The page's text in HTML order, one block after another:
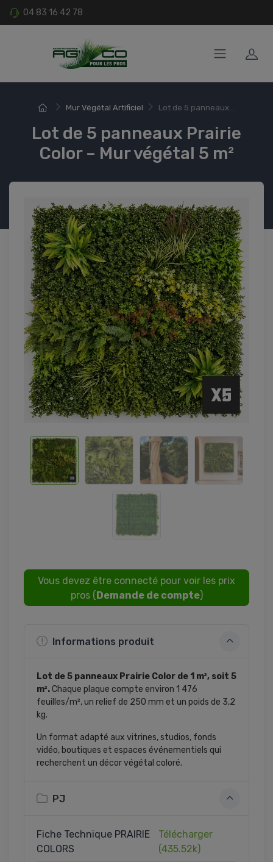
04 83 16 42 78
Mur Végétal Artificiel Lot de 5 panneaux...
Lot de 5 panneaux Prairie
Color – Mur végétal 5 m²
Vous devez être connecté pour voir les prix
pros (Demande de compte)
Informations produit
Lot de 5 panneaux Prairie Color de 1 m², soit 5
m².Chaque plaque compte environ 1 476
feuilles/m², un relief de 250 mm et un poids de 3,2
kg.
Un format adapté aux vitrines, studios, fonds
vidéo, boutiques et espaces événementiels qui
recherchent un décor végétal coloré.
PJ
Fiche Technique PRAIRIE
COLORS
Télécharger
(435.52k)